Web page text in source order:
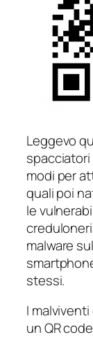
Leggevo
spacciatori
modi per
quali poi
le
malware
stessi.
I malviventi
un QR